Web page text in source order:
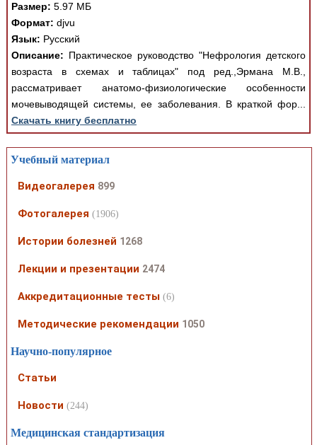
Размер: 5.97 МБ
Формат: djvu
Язык: Русский
Описание: Практическое руководство "Нефрология детского
возраста в схемах и таблицах" под ред.,Эрмана М.В.,
рассматривает анатомо-физиологические особенности
мочевыводящей системы, ее заболевания. В краткой фор...
Скачать книгу бесплатно
Учебный материал
Видеогалерея 899
Фотогалерея (1906)
Истории болезней 1268
Лекции и презентации 2474
Аккредитационные тесты (6)
Методические рекомендации 1050
Научно-популярное
Статьи
Новости (244)
Медицинская стандартизация